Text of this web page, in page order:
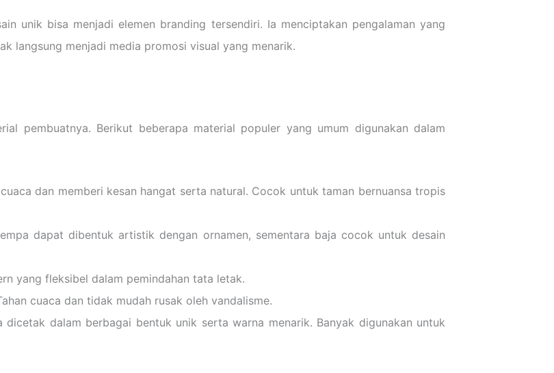
unik bisa menjadi elemen branding tersendiri. Ia menciptakan pengalaman yang
langsung menjadi media promosi visual yang menarik.
pembuatnya. Berikut beberapa material populer yang umum digunakan dalam
dan memberi kesan hangat serta natural. Cocok untuk taman bernuansa tropis
dapat dibentuk artistik dengan ornamen, sementara baja cocok untuk desain
yang fleksibel dalam pemindahan tata letak.
cuaca dan tidak mudah rusak oleh vandalisme.
dicetak dalam berbagai bentuk unik serta warna menarik. Banyak digunakan untuk